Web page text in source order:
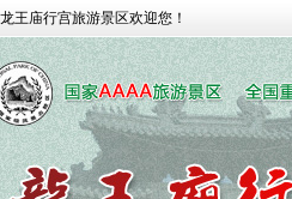
龙王庙行宫旅游景区欢迎您！